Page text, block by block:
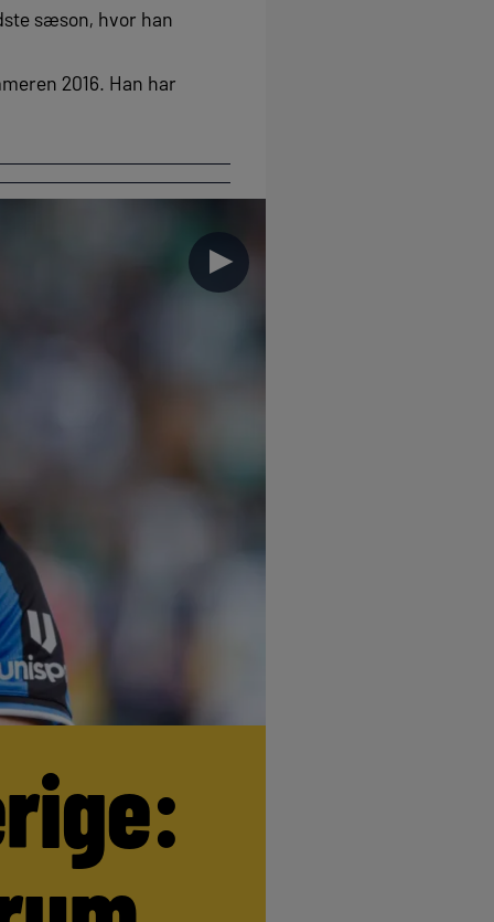
sæson, hvor han
2016. Han har
►